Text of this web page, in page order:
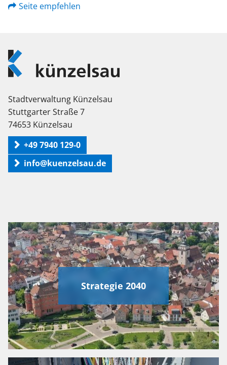
Seite empfehlen
Logo
Künzelsau
Stadtverwaltung Künzelsau
Stuttgarter Straße 7
74653 Künzelsau
+49 7940 129-0
info@kuenzelsau.de
Strategie 2040